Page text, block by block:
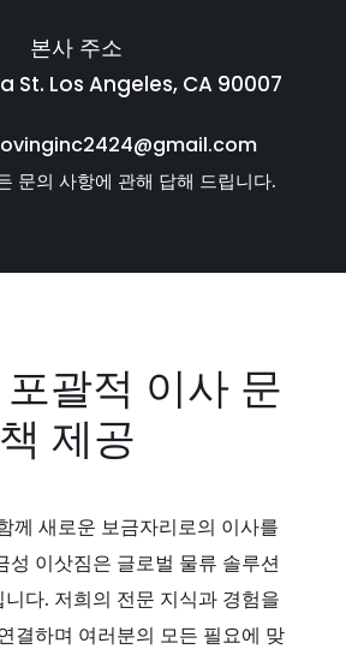
본사 주소
St. Los Angeles, CA 90007
문의 사항에 관해 답해 드립니다.
괄적 이사 문
제공
께 새로운 보금자리로의 이사를
성 이삿짐은 글로벌 물류 솔루션
다. 저희의 전문 지식과 경험을
결하며 여러분의 모든 필요에 맞